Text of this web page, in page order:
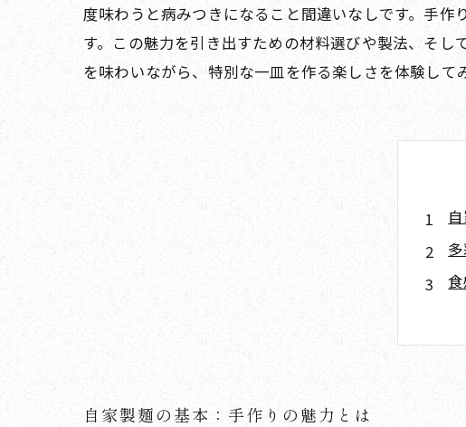
度味わうと病みつきになること間違いなしです。手
す。この魅力を引き出すための材料選びや製法、そ
を味わいながら、特別な一皿を作る楽しさを体験して
自家製麺の基本：手作りの魅力とは